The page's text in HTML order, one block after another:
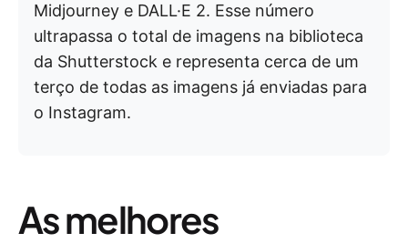
Midjourney e DALL·E 2. Esse número
ultrapassa o total de imagens na biblioteca
da Shutterstock e representa cerca de um
terço de todas as imagens já enviadas para
o Instagram.
As melhores